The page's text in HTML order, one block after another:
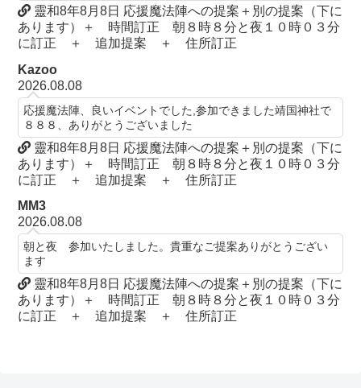
靈和8年8月8日 応援魔法陣への提案＋別の提案（下に
あります）＋ 時間訂正 朝８時８分と夜１０時０３分
に訂正 ＋ 追加提案 ＋ 住所訂正
Kazoo
2026.08.08
応援魔法陣、良いイベントでした,参加できました靖国神社で
８８８、ありがとうございました
靈和8年8月8日 応援魔法陣への提案＋別の提案（下に
あります）＋ 時間訂正 朝８時８分と夜１０時０３分
に訂正 ＋ 追加提案 ＋ 住所訂正
MM3
2026.08.08
朝と夜 参加いたしました。貴重なご提案ありがとうござい
ます
靈和8年8月8日 応援魔法陣への提案＋別の提案（下に
あります）＋ 時間訂正 朝８時８分と夜１０時０３分
に訂正 ＋ 追加提案 ＋ 住所訂正